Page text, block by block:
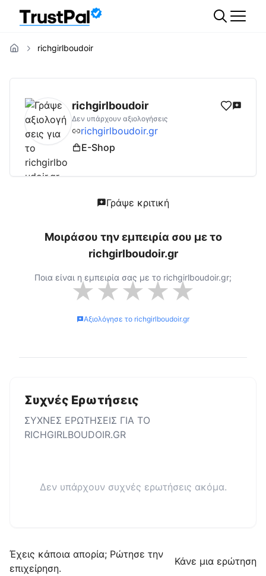
richgirlboudoir
richgirlboudoir.gr Αξιολογήσεις | Δες
richgirlboudoir
Δεν υπάρχουν αξιολογήσεις
richgirlboudoir.gr
E-Shop
Γράψε κριτική
Μοιράσου την εμπειρία σου με το
richgirlboudoir.gr
Ποια είναι η εμπειρία σας με το richgirlboudoir.gr;
★★★★★
Αξιολόγησε το richgirlboudoir.gr
Συχνές Ερωτήσεις
ΣΥΧΝΕΣ ΕΡΩΤΗΣΕΙΣ ΓΙΑ ΤΟ
RICHGIRLBOUDOIR.GR
Δεν υπάρχουν συχνές ερωτήσεις ακόμα.
Έχεις κάποια απορία; Ρώτησε την
επιχείρηση.
Κάνε μια ερώτηση